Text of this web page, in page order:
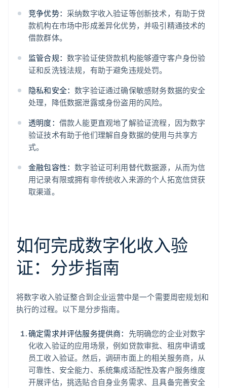
竞争优势： 采纳数字收入验证等创新技术，有助于贷
款机构在市场中形成差异化优势，并吸引精通技术的
借款群体。
监管合规： 数字验证使贷款机构能够遵守客户身份验
证和反洗钱法规，有助于避免违规处罚。
隐私和安全：数字验证通过确保敏感财务数据的安全
处理，降低数据泄露或身份盗用的风险。
透明度： 借款人能更直观地了解验证流程，因为数字
验证技术有助于他们理解自身数据的使用与共享方
式。
金融包容性：数字验证可利用替代数据源，从而为信
用记录有限或拥有非传统收入来源的个人拓宽信贷获
取渠道。
如何完成数字化收入验
证：分步指南
将数字收入验证整合到企业运营中是一个需要周密规划和
执行的过程。以下是分步指南。
确定需求并评估服务提供商： 先明确您的企业对数字
化收入验证的应用场景，例如贷款审批、租房申请或
员工收入验证。然后，调研市面上的相关服务商，从
可靠性、安全能力、系统集成适配性及客户服务维度
开展评估，挑选贴合自身业务需求、且具备完善安全